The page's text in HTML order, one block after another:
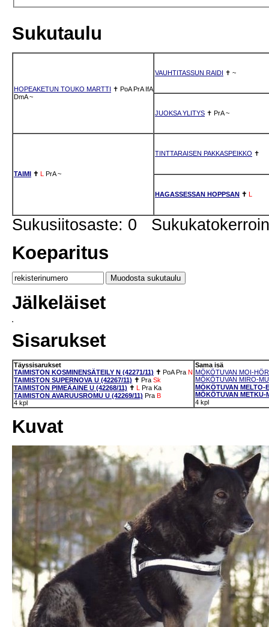
Sukutaulu
HOPEAKETUN TOUKO MARTTI ✝ PoA PrA IfA
DmA ~
VAUHTITASSUN RAIDI ✝ ~
JUOKSA YLITYS ✝ PrA ~
TAIMI ✝ L PrA ~
TINTTARAISEN PAKKASPEIKKO ✝
HAGASSESSAN HOPPSAN ✝ L
Sukusiitosaste: 0
Koeparitus
Jälkeläiset
Sisarukset
Täyssisarukset
TAIMISTON KOSMINENSÄTEILY N (42271/11) ✝ PoA Pra N
TAIMISTON SUPERNOVA U (42267/11) ✝ Pra Sk
TAIMISTON PIMEÄAINE U (42268/11) ✝ L Pra Ka
TAIMISTON AVARUUSROMU U (42269/11) Pra B
4 kpl
Sama isä
MÖKÖTUVAN MOI-
MÖKÖTUVAN MIRO-
MÖKÖTUVAN MELTO-
MÖKÖTUVAN METKU-
4 kpl
Kuvat